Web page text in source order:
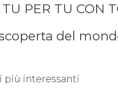
PER TU CON
del
più interessanti